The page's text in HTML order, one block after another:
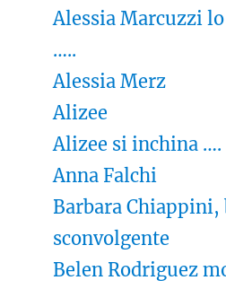
Alessia Marcuzzi
…..
Alessia Merz
Alizee
Alizee si inchina ….
Anna Falchi
Barbara
sconvolgente
Belen Rodriguez